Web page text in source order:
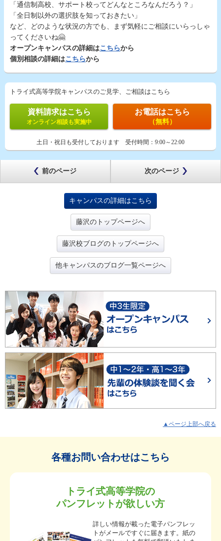
「通信制高校、サポート校ってどんなところなんだろう？」
「全日制以外の選択肢を知っておきたい」
など、どのような状況の方でも、まず気軽にご相談にいらっしゃ
ってくださいね🤗
オープンキャンパスの詳細はこちらから
個別相談の詳細はこちらから
トライ式高等学院キャンパスのご見学、ご相談はこちら
資料請求はこちら
オンライン相談も実施中
お電話はこちら
（無料）
土日・祝日も受付しております 受付時間： 9:00～22:00
前のページ 次のページ
キャンパスの詳細はこちら
藤沢のトップページへ
藤沢校ブログのトップページへ
他キャンパスのブログ一覧ページへ
▲ページ上部へ戻る
各種お問い合わせはこちら
トライ式高等学院の
パンフレットが欲しい方
詳しい情報が載った電子パンフレッ
トがメールですぐに届きます。紙の